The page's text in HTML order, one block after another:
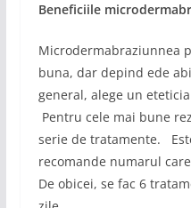
Beneficiile
Microdermabraziunnea
buna, dar depind ede
general, alege un
Pentru cele mai bune
serie de tratamente.
recomande numarul
De obicei, se fac 6